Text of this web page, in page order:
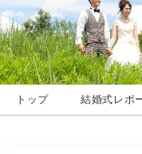
トップ 結婚式レポ